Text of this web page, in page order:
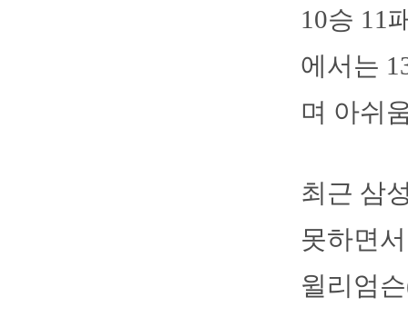
10승 11
에서는
며 아쉬
최근 삼
못하면
윌리엄